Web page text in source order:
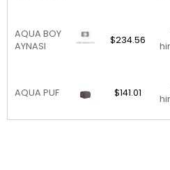
AQUA BOY
AYNASI
$234.56
AQUA PUF $141.01